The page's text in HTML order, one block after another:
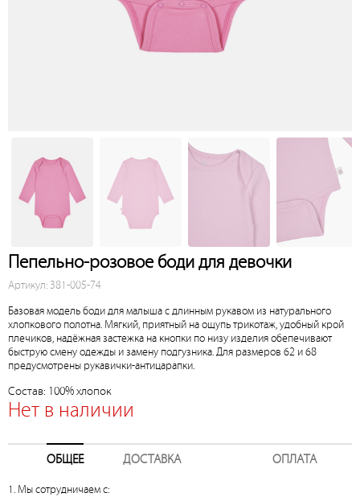
Пепельно-розовое боди для девочки
Артикул: 381-005-74
Базовая модель боди для малыша с длинным рукавом из натурального
хлопкового полотна. Мягкий, приятный на ощупь трикотаж, удобный крой
плечиков, надёжная застежка на кнопки по низу изделия обепечивают
быструю смену одежды и замену подгузника. Для размеров 62 и 68
предусмотрены рукавички-антицарапки.
Состав: 100% хлопок
Нет в наличии
ОБЩЕЕ ДОСТАВКА ОПЛАТА
1. Мы сотрудничаем с: